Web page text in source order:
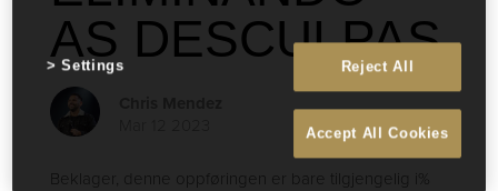
AS DESCULPAS
Beklager, denne oppføringen er bare tilgjengelig i%
Reject All
Accept All Cookies
Settings